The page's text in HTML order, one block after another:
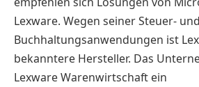
Lexware. Wegen seiner Steuer- und
Buchhaltungsanwendungen ist
bekanntere Hersteller. Das
Lexware Warenwirtschaft ein